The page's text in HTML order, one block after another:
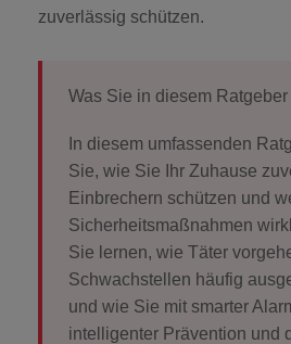
WARNSCHILDER
SERVICES
NOTRUF- UND
zuverlässig schützen.
Was Sie in diesem Ratgeber
In diesem umfassenden
Sie, wie Sie Ihr Zuhause
Einbrechern schützen und
Sicherheitsmaßnahmen
Sie lernen, wie Täter
Schwachstellen häufig
und wie Sie mit smarter
intelligenter Prävention und